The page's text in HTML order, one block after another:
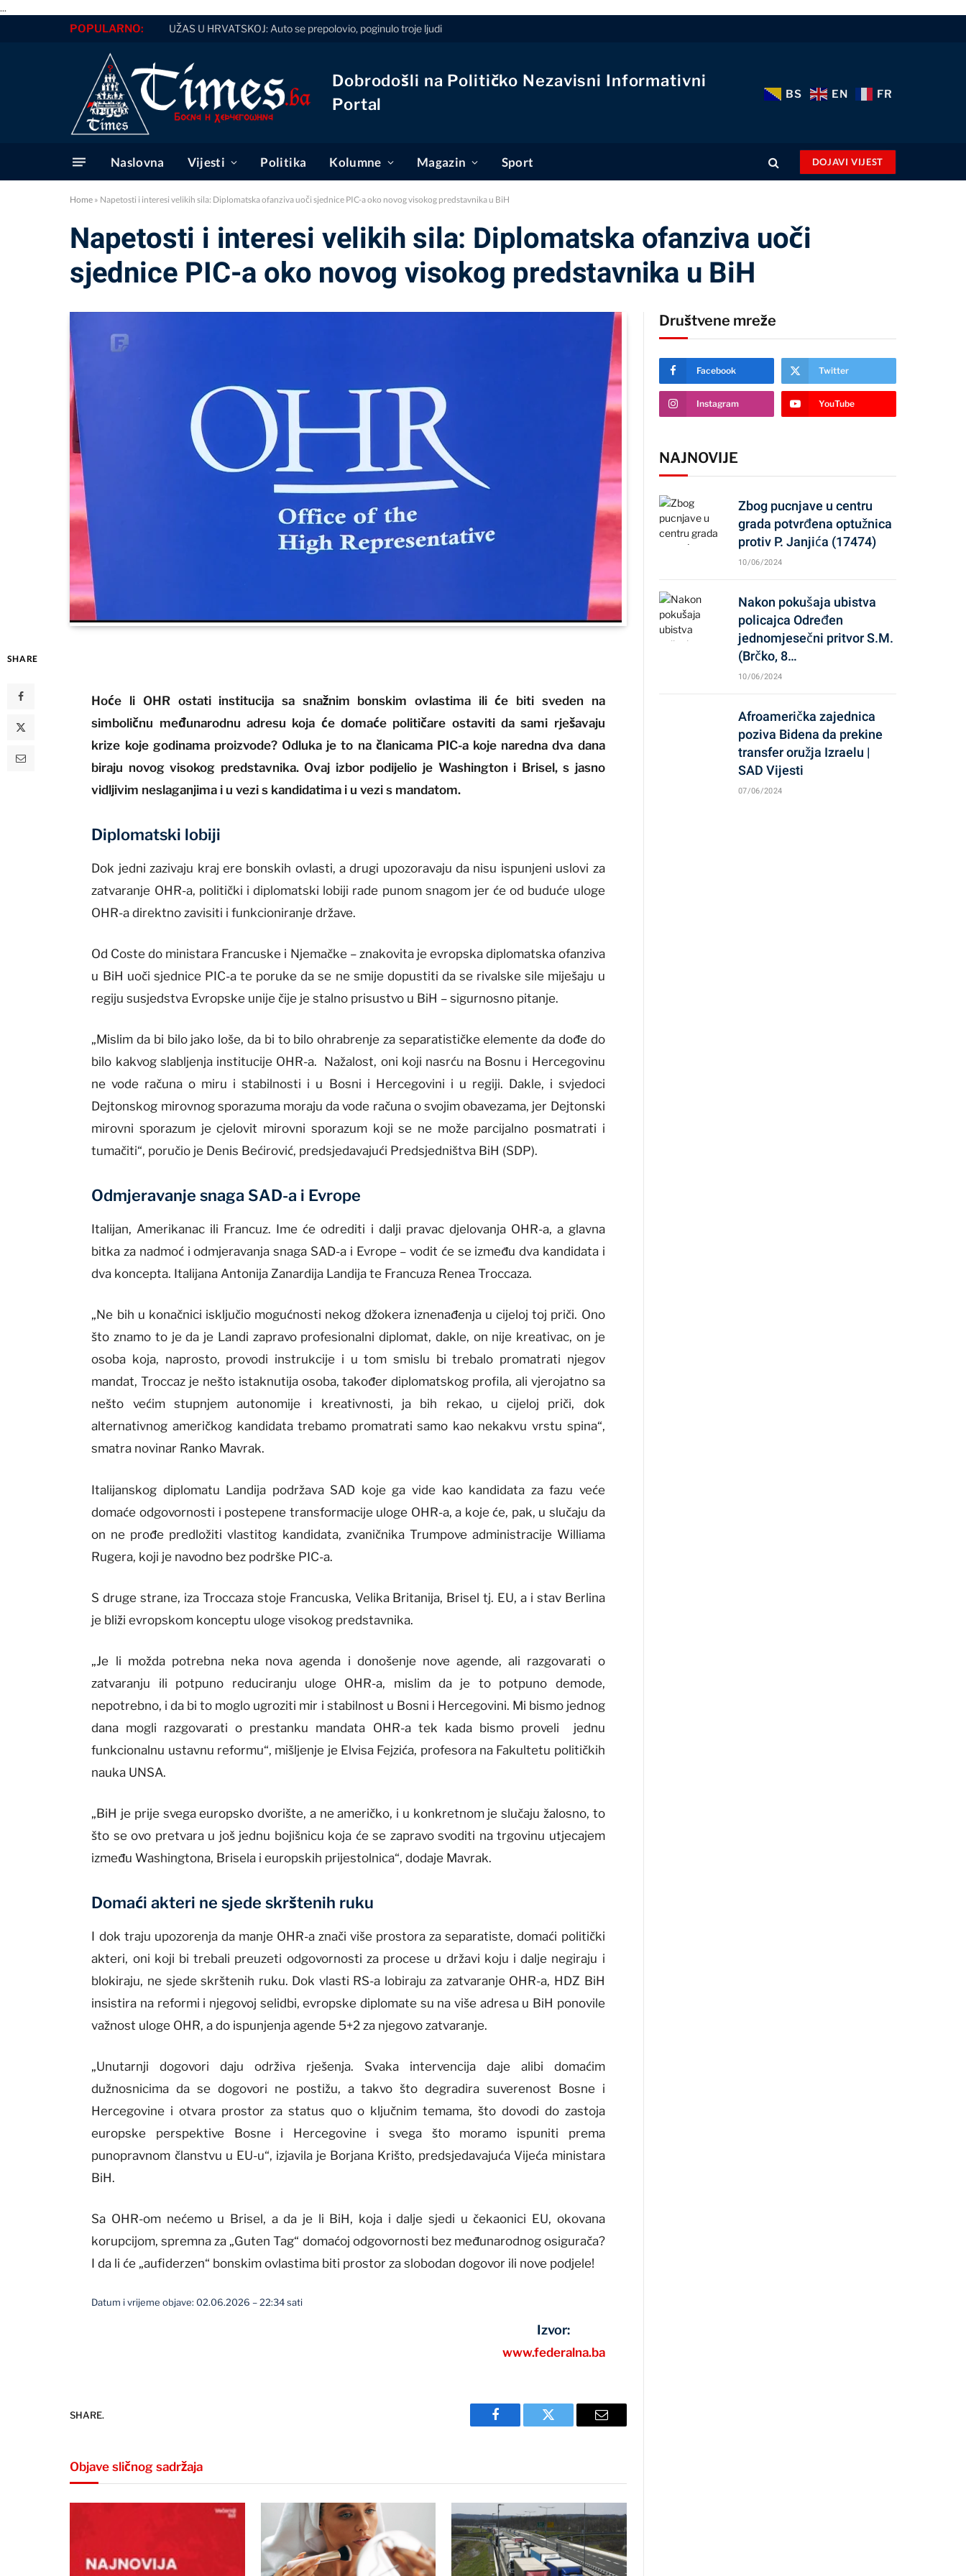
...
POPULARNO: UŽAS U HRVATSKOJ: Auto se prepolovio, poginulo troje ljudi
Dobrodošli na Političko Nezavisni Informativni
Portal
BS EN FR
Naslovna Vijesti Politika Kolumne Magazin Sport DOJAVI VIJEST
Home » Napetosti i interesi velikih sila: Diplomatska ofanziva uoči sjednice PIC-a oko novog visokog predstavnika u BiH
Napetosti i interesi velikih sila: Diplomatska ofanziva uoči
sjednice PIC-a oko novog visokog predstavnika u BiH
SHARE
Hoće li OHR ostati institucija sa snažnim bonskim ovlastima ili će biti sveden na
simboličnu međunarodnu adresu koja će domaće političare ostaviti da sami rješavaju
krize koje godinama proizvode? Odluka je to na članicama PIC-a koje naredna dva dana
biraju novog visokog predstavnika. Ovaj izbor podijelio je Washington i Brisel, s jasno
vidljivim neslaganjima i u vezi s kandidatima i u vezi s mandatom.
Diplomatski lobiji
Dok jedni zazivaju kraj ere bonskih ovlasti, a drugi upozoravaju da nisu ispunjeni uslovi za
zatvaranje OHR-a, politički i diplomatski lobiji rade punom snagom jer će od buduće uloge
OHR-a direktno zavisiti i funkcioniranje države.
Od Coste do ministara Francuske i Njemačke – znakovita je evropska diplomatska ofanziva
u BiH uoči sjednice PIC-a te poruke da se ne smije dopustiti da se rivalske sile miješaju u
regiju susjedstva Evropske unije čije je stalno prisustvo u BiH – sigurnosno pitanje.
„Mislim da bi bilo jako loše, da bi to bilo ohrabrenje za separatističke elemente da dođe do
bilo kakvog slabljenja institucije OHR-a. Nažalost, oni koji nasrću na Bosnu i Hercegovinu
ne vode računa o miru i stabilnosti i u Bosni i Hercegovini i u regiji. Dakle, i svjedoci
Dejtonskog mirovnog sporazuma moraju da vode računa o svojim obavezama, jer Dejtonski
mirovni sporazum je cjelovit mirovni sporazum koji se ne može parcijalno posmatrati i
tumačiti“, poručio je Denis Bećirović, predsjedavajući Predsjedništva BiH (SDP).
Odmjeravanje snaga SAD-a i Evrope
Italijan, Amerikanac ili Francuz. Ime će odrediti i dalji pravac djelovanja OHR-a, a glavna
bitka za nadmoć i odmjeravanja snaga SAD-a i Evrope – vodit će se između dva kandidata i
dva koncepta. Italijana Antonija Zanardija Landija te Francuza Renea Troccaza.
„Ne bih u konačnici isključio mogućnosti nekog džokera iznenađenja u cijeloj toj priči. Ono
što znamo to je da je Landi zapravo profesionalni diplomat, dakle, on nije kreativac, on je
osoba koja, naprosto, provodi instrukcije i u tom smislu bi trebalo promatrati njegov
mandat, Troccaz je nešto istaknutija osoba, također diplomatskog profila, ali vjerojatno sa
nešto većim stupnjem autonomije i kreativnosti, ja bih rekao, u cijeloj priči, dok
alternativnog američkog kandidata trebamo promatrati samo kao nekakvu vrstu spina“,
smatra novinar Ranko Mavrak.
Italijanskog diplomatu Landija podržava SAD koje ga vide kao kandidata za fazu veće
domaće odgovornosti i postepene transformacije uloge OHR-a, a koje će, pak, u slučaju da
on ne prođe predložiti vlastitog kandidata, zvaničnika Trumpove administracije Williama
Rugera, koji je navodno bez podrške PIC-a.
S druge strane, iza Troccaza stoje Francuska, Velika Britanija, Brisel tj. EU, a i stav Berlina
je bliži evropskom konceptu uloge visokog predstavnika.
„Je li možda potrebna neka nova agenda i donošenje nove agende, ali razgovarati o
zatvaranju ili potpuno reduciranju uloge OHR-a, mislim da je to potpuno demode,
nepotrebno, i da bi to moglo ugroziti mir i stabilnost u Bosni i Hercegovini. Mi bismo jednog
dana mogli razgovarati o prestanku mandata OHR-a tek kada bismo proveli jednu
funkcionalnu ustavnu reformu“, mišljenje je Elvisa Fejzića, profesora na Fakultetu političkih
nauka UNSA.
„BiH je prije svega europsko dvorište, a ne američko, i u konkretnom je slučaju žalosno, to
što se ovo pretvara u još jednu bojišnicu koja će se zapravo svoditi na trgovinu utjecajem
između Washingtona, Brisela i europskih prijestolnica“, dodaje Mavrak.
Domaći akteri ne sjede skrštenih ruku
I dok traju upozorenja da manje OHR-a znači više prostora za separatiste, domaći politički
akteri, oni koji bi trebali preuzeti odgovornosti za procese u državi koju i dalje negiraju i
blokiraju, ne sjede skrštenih ruku. Dok vlasti RS-a lobiraju za zatvaranje OHR-a, HDZ BiH
insistira na reformi i njegovoj selidbi, evropske diplomate su na više adresa u BiH ponovile
važnost uloge OHR, a do ispunjenja agende 5+2 za njegovo zatvaranje.
„Unutarnji dogovori daju održiva rješenja. Svaka intervencija daje alibi domaćim
dužnosnicima da se dogovori ne postižu, a takvo što degradira suverenost Bosne i
Hercegovine i otvara prostor za status quo o ključnim temama, što dovodi do zastoja
europske perspektive Bosne i Hercegovine i svega što moramo ispuniti prema
punopravnom članstvu u EU-u“, izjavila je Borjana Krišto, predsjedavajuća Vijeća ministara
BiH.
Sa OHR-om nećemo u Brisel, a da je li BiH, koja i dalje sjedi u čekaonici EU, okovana
korupcijom, spremna za „Guten Tag“ domaćoj odgovornosti bez međunarodnog osigurača?
I da li će „aufiderzen“ bonskim ovlastima biti prostor za slobodan dogovor ili nove podjele!
Datum i vrijeme objave: 02.06.2026 – 22:34 sati
Izvor:
www.federalna.ba
SHARE.
Facebook Twitter Email
Objave sličnog sadržaja
Društvene mreže
Facebook Twitter
Instagram YouTube
NAJNOVIJE
Zbog pucnjave u centru
grada potvrđena optužnica
protiv P. Janjića (17474)
10/06/2024
Nakon pokušaja ubistva
policajca Određen
jednomjesečni pritvor S.M.
(Brčko, 8…
10/06/2024
Afroamerička zajednica
poziva Bidena da prekine
transfer oružja Izraelu |
SAD Vijesti
07/06/2024